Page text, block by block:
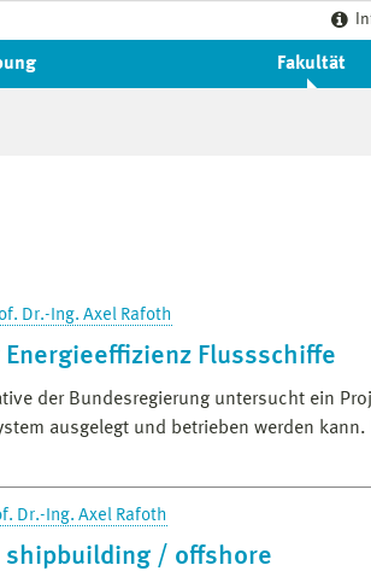
Fakultät
Dr.-Ing. Axel Rafoth
Flussschiffe
der Bundesregierung untersucht ein
ausgelegt und betrieben werden
Dr.-Ing. Axel Rafoth
shipbuilding / offshore